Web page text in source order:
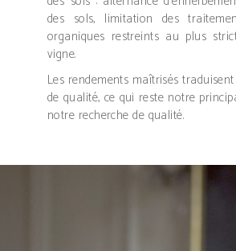
des sols, limitation des
organiques restreints au plus
vigne.
Les rendements maîtrisés
de qualité, ce qui reste notre
notre recherche de qualité.